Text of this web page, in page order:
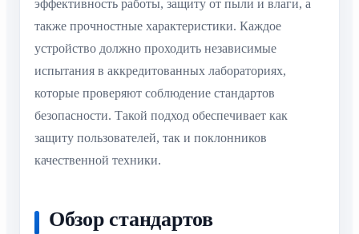
эффективность работы, защиту от пыли и влаги, а
также прочностные характеристики. Каждое
устройство должно проходить независимые
испытания в аккредитованных лабораториях,
которые проверяют соблюдение стандартов
безопасности. Такой подход обеспечивает как
защиту пользователей, так и поклонников
качественной техники.
Обзор стандартов